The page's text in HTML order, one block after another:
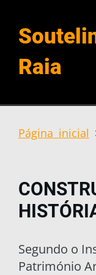
Raia
Página inicial
Segundo o
Património